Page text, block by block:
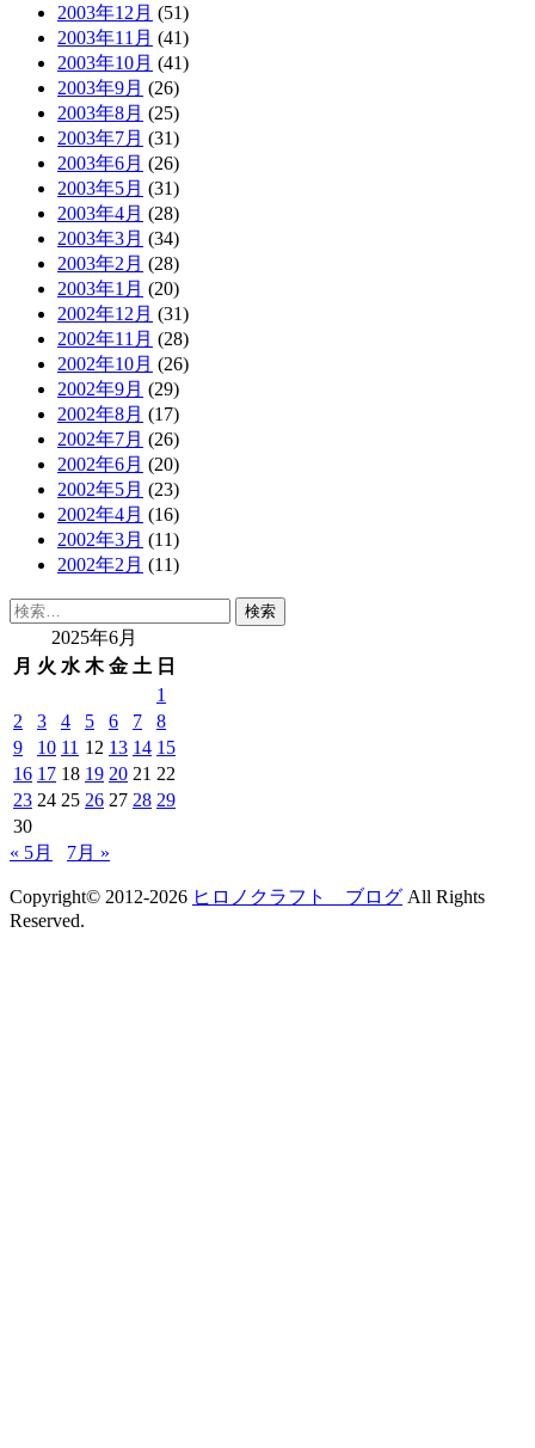
2003年12月 (51)
2003年11月 (41)
2003年10月 (41)
2003年9月 (26)
2003年8月 (25)
2003年7月 (31)
2003年6月 (26)
2003年5月 (31)
2003年4月 (28)
2003年3月 (34)
2003年2月 (28)
2003年1月 (20)
2002年12月 (31)
2002年11月 (28)
2002年10月 (26)
2002年9月 (29)
2002年8月 (17)
2002年7月 (26)
2002年6月 (20)
2002年5月 (23)
2002年4月 (16)
2002年3月 (11)
2002年2月 (11)
検
2025年6月
月 火 水 木 金 土 日
1
2
3 4 5 6 7
8
9
10 11 12 13 14 15
16 17 18 19 20 21 22
23 24 25 26 27 28 29
30
« 5月
7月 »
Copyright© 2012-2026 ヒロノクラフト ブログ All Rights
Reserved.